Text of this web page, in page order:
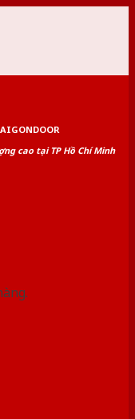
cao tại TP Hồ Chí Minh